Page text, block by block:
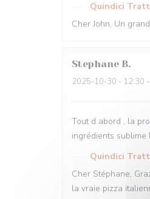
Quindici
Cher John, Un
Stephane B
2025-10-30 - 12:30
Tout d abord , la
ingrédients
Quindici
Cher Stéphane,
la vraie pizza